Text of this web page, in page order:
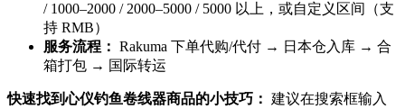
/ 1000–2000 / 2000–5000 / 5000 以上，或自定义区间（支
持 RMB）
服务流程： Rakuma 下单代购/代付 → 日本仓入库 → 合
箱打包 → 国际转运
快速找到心仪钓鱼卷线器商品的小技巧： 建议在搜索框输入